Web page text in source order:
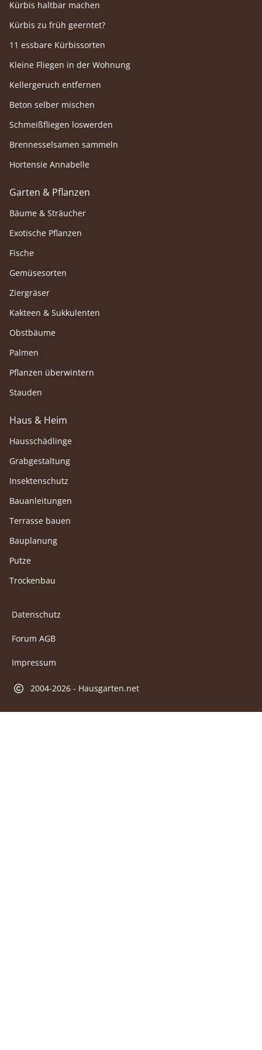
Kürbis haltbar machen
Kürbis zu früh geerntet?
11 essbare Kürbissorten
Kleine Fliegen in der Wohnung
Kellergeruch entfernen
Beton selber mischen
Schmeißfliegen loswerden
Brennesselsamen sammeln
Hortensie Annabelle
Garten & Pflanzen
Bäume & Sträucher
Exotische Pflanzen
Fische
Gemüsesorten
Ziergräser
Kakteen & Sukkulenten
Obstbäume
Palmen
Pflanzen überwintern
Stauden
Haus & Heim
Hausschädlinge
Grabgestaltung
Insektenschutz
Bauanleitungen
Terrasse bauen
Bauplanung
Putze
Trockenbau
Datenschutz
Forum AGB
Impressum
2004-2026 - Hausgarten.net